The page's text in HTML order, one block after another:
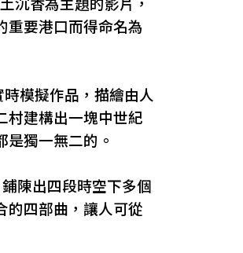
沉香為主題的影片，
要港口而得命名為
模擬作品，描繪由人
村建構出一塊中世紀
獨一無二的。
陳出四段時空下多個
的四部曲，讓人可從